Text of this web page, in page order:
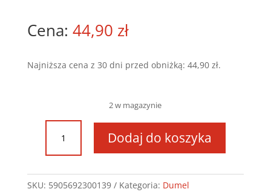
44,90 zł
Najniższa cena z 30 dni przed obniżką: 44,90 zł.
2 w magazynie
ilość
Super
Miękkie
16szt
Dodaj do koszyka
SKU: 5905692300139 Kategoria: Dumel